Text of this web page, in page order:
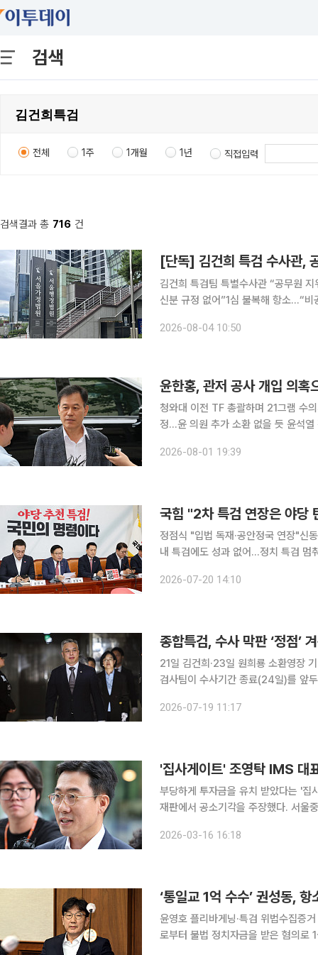
검색
전체 1주 1개월 1년 직접입력
검색결과 총 716 건
김건희 특검팀 특별수사관 “공무원
신분 규정 없어”1심 불복해 항소…“비공무원 지위 문제
소송에서 패소했다. 법원은 특검법이
2026-08-04 10:50
윤한홍, 관저 공사 개입 의
청와대 이전 TF 총괄하며 21그램 수
정…윤 의원 추가 소환 없을 듯 윤석열 정부 대통령 관저 이전 과정에서 부지 변경과 공사업체 선정
받았다. 권창영 특별검사가 이끄
2026-08-01 19:39
국힘 "2차 특검 연장은 야당
정점식 "입법 독재·공안정국 연장"신
내 특검에도 성과 없어…정치 특검 멈춰야" 국민의힘이 더불어민주당의 '2차 종합특검
주당이 원 구성 협상도 마무리하지 않
2026-07-20 14:10
종합특검, 수사 막판 ‘정점’
21일 김건희·23일 원희룡 소환영장 기각률
검사팀이 수사기간 종료(24일)를 앞
수사 후반부로 미뤄뒀던 핵심 인물 조
2026-07-19 11:17
'집사게이트' 조영탁 IMS 대
부당하게 투자금을 유치 받았다는 '집
재판에서 공소기각을 주장했다. 서울중앙지법 형사합의21부(조순표 부장판사)는 16일 오후 조 대
모모 IMS모빌리티 이사, 강모 전 경
2026-03-16 16:18
‘통일교 1억 수수’ 권성동,
윤영호 플리바게닝·특검 위법수집증거 주
로부터 불법 정치자금을 받은 혐의로